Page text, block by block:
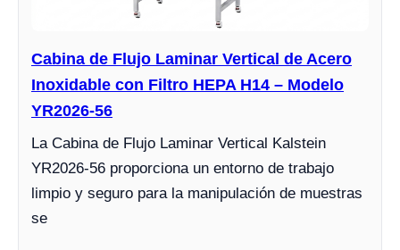
Cabina de Flujo Laminar Vertical de Acero
Inoxidable con Filtro HEPA H14 – Modelo
YR2026-56
La Cabina de Flujo Laminar Vertical Kalstein
YR2026-56 proporciona un entorno de trabajo
limpio y seguro para la manipulación de muestras
se